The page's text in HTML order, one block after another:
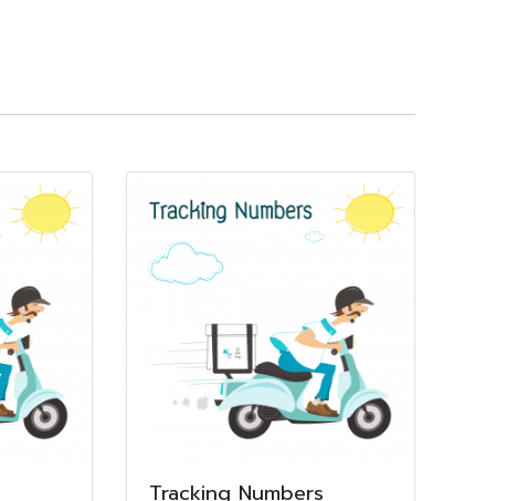
Tracking Numbers